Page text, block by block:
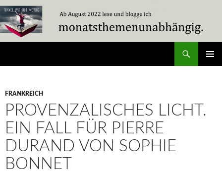
Zum
Inhalt
springen
FRANKREICH
PROVENZALISCHES LICHT.
EIN FALL FÜR PIERRE
DURAND VON SOPHIE
BONNET